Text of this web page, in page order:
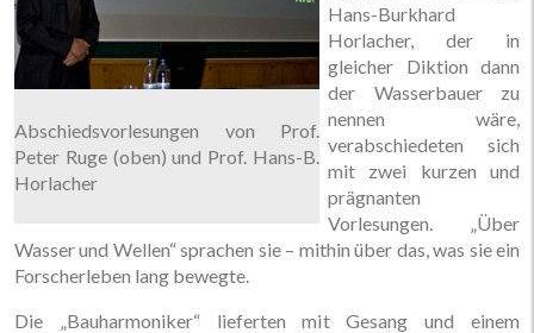
Abschiedsvorlesungen von Prof.
Peter Ruge (oben) und Prof. Hans-B.
Horlacher
Hans-Burkhard
Horlacher, der in
gleicher Diktion dann
der Wasserbauer zu
nennen wäre,
verabschiedeten sich
mit zwei kurzen und
prägnanten
Vorlesungen. „Über
Wasser und Wellen“ sprachen sie – mithin über das, was sie ein
Forscherleben lang bewegte.
Die „Bauharmoniker“ lieferten mit Gesang und einem